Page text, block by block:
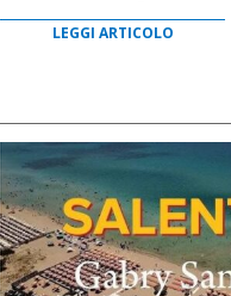
LEGGI ARTICOLO